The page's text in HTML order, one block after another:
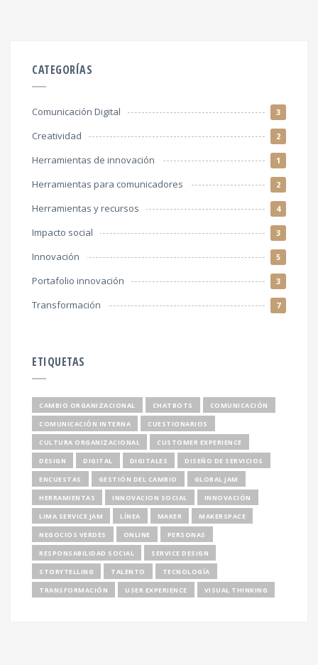
CATEGORÍAS
Comunicación Digital 3
Creatividad 2
Herramientas de innovación 1
Herramientas para comunicadores 2
Herramientas y recursos 4
Impacto social 3
Innovación 5
Portafolio innovación 3
Transformación 7
ETIQUETAS
CAMBIO ORGANIZACIONAL CHATBOTS
COMUNICACIÓN
COMUNICACIÓN INTERNA
CUESTIONARIOS
CULTURA ORGANIZACIONAL
CUSTOMER EXPERIENCE
DESIGN
DIGITAL DIGITALES
DISEÑO DE SERVICIOS
ENCUESTAS
GESTIÓN DEL CAMBIO
GLOBAL JAM
HERRAMIENTAS
INNOVACION SOCIAL
INNOVACIÓN
LIMA SERVICE JAM
LÍNEA MAKER
MAKERSPACE
NEGOCIOS VERDES
ONLINE
PERSONAS
RESPONSABILIDAD SOCIAL
SERVICE DESIGN
STORYTELLING
TALENTO
TECNOLOGÍA
TRANSFORMACIÓN
USER EXPERIENCE VISUAL THINKING